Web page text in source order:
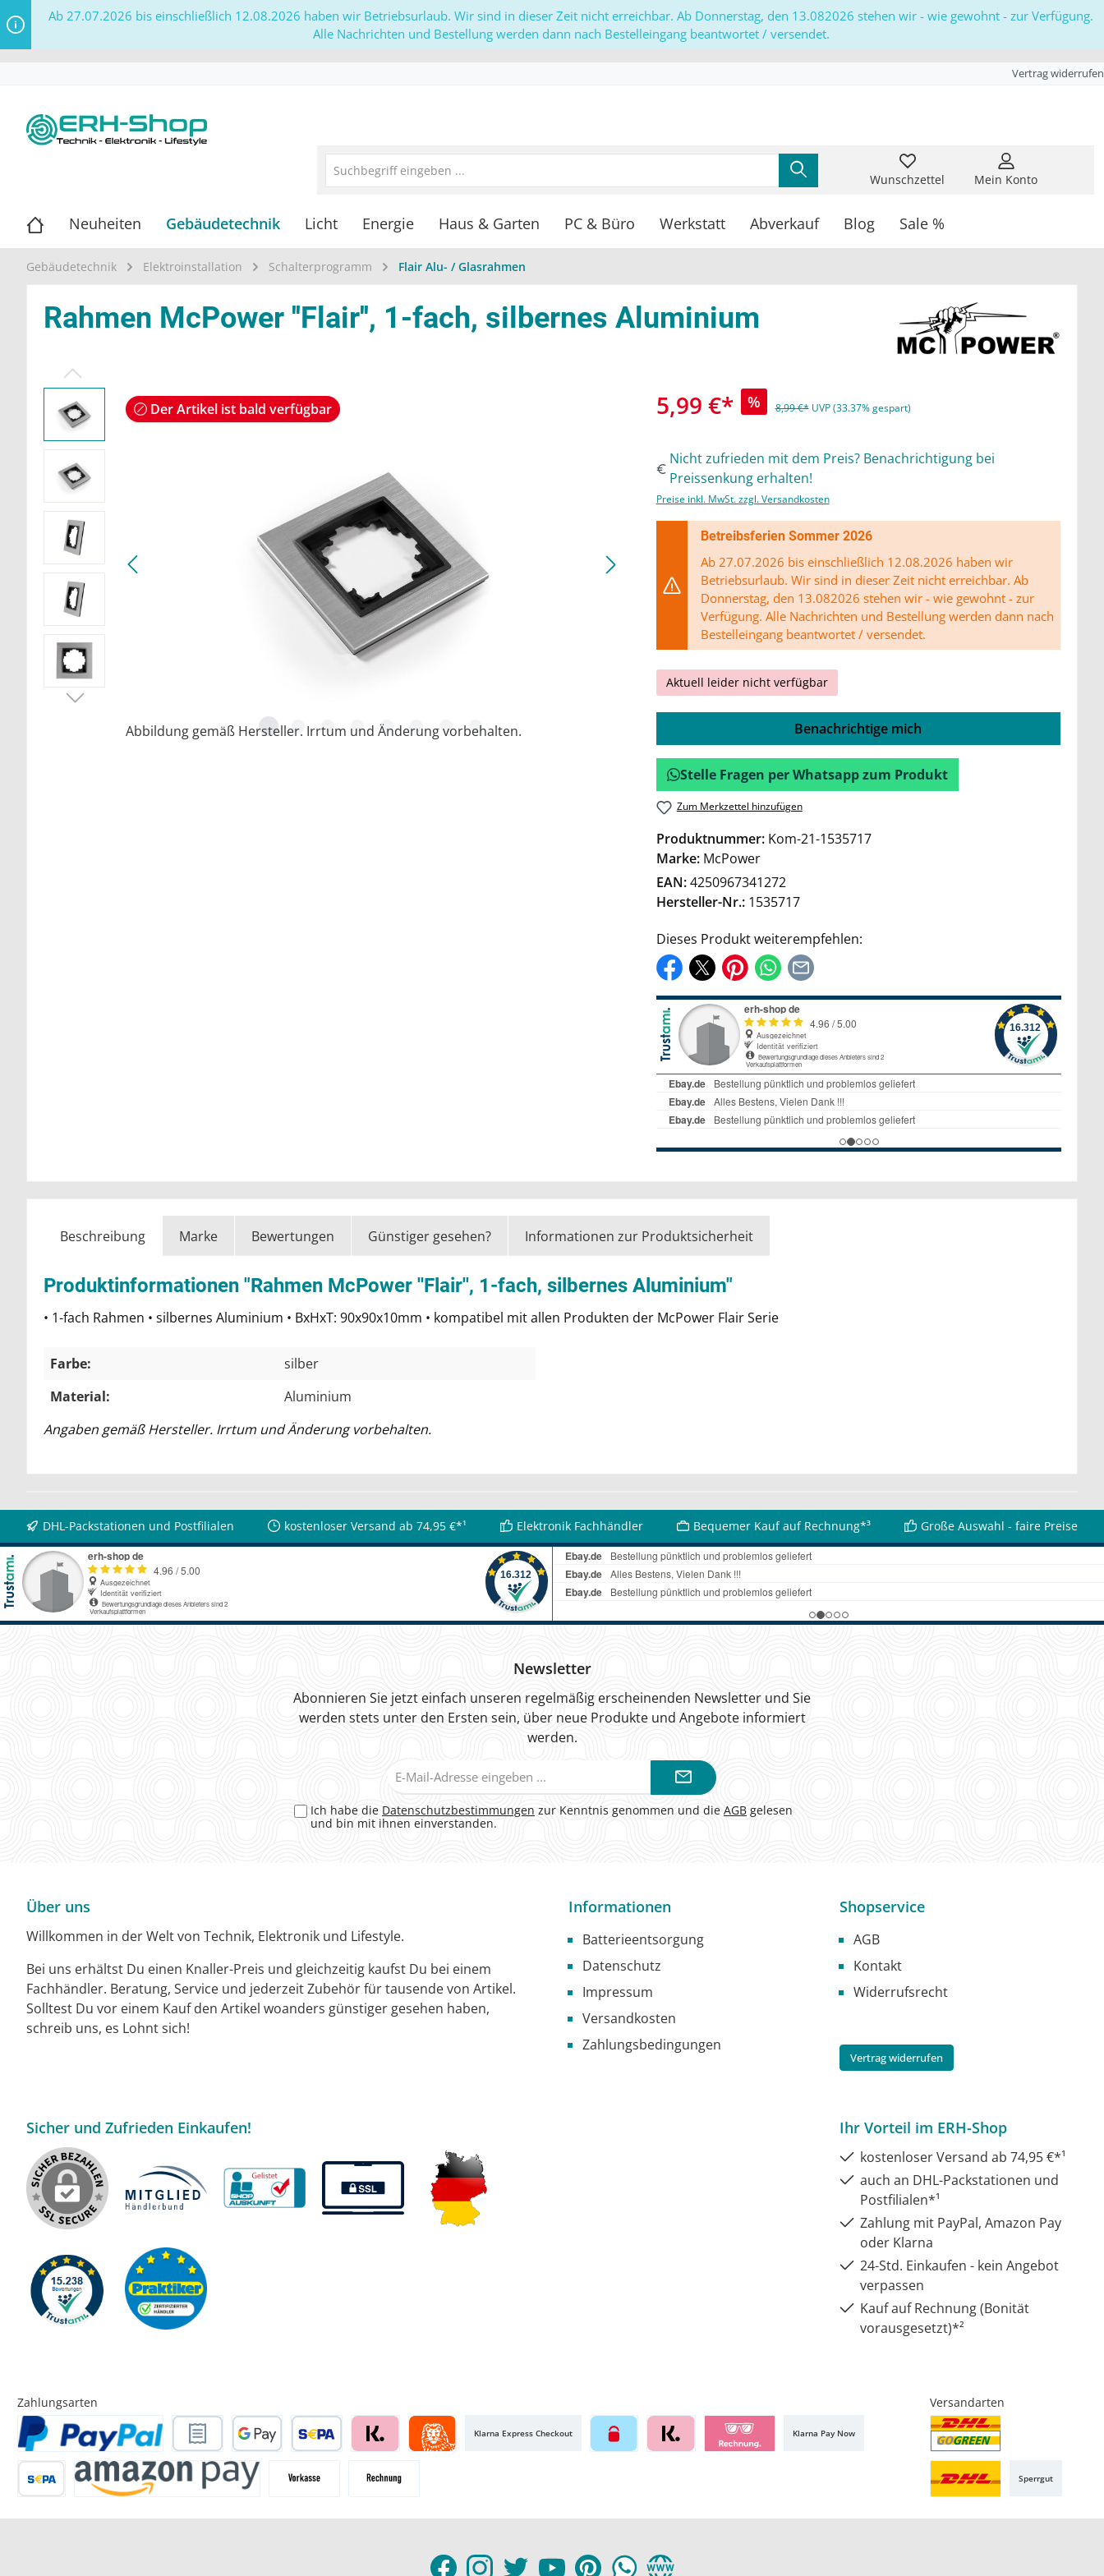
Ab 27.07.2026 bis einschließlich 12.08.2026 haben wir Betriebsurlaub. Wir sind in dieser Zeit nicht erreichbar. Ab Donnerstag, den 13.082026 stehen wir - wie gewohnt - zur Verfügung.
Alle Nachrichten und Bestellung werden dann nach Bestelleingang beantwortet / versendet.
Vertrag widerrufen
Wunschzettel Mein Konto
Neuheiten Gebäudetechnik Licht Energie Haus & Garten PC & Büro Werkstatt Abverkauf Blog Sale %
Gebäudetechnik Elektroinstallation Schalterprogramm Flair Alu- / Glasrahmen
Rahmen McPower ''Flair'', 1-fach, silbernes Aluminium
Der Artikel ist bald verfügbar
Abbildung gemäß Hersteller. Irrtum und Änderung vorbehalten.
5,99 €* % 8,99 €* UVP (33.37% gespart)
Nicht zufrieden mit dem Preis? Benachrichtigung bei
Preissenkung erhalten!
Preise inkl. MwSt. zzgl. Versandkosten
Betreibsferien Sommer 2026
Ab 27.07.2026 bis einschließlich 12.08.2026 haben wir
Betriebsurlaub. Wir sind in dieser Zeit nicht erreichbar. Ab
Donnerstag, den 13.082026 stehen wir - wie gewohnt - zur
Verfügung. Alle Nachrichten und Bestellung werden dann nach
Bestelleingang beantwortet / versendet.
Aktuell leider nicht verfügbar
Benachrichtige mich
Stelle Fragen per Whatsapp zum Produkt
Zum Merkzettel hinzufügen
Produktnummer: Kom-21-1535717
Marke: McPower
EAN:4250967341272
Hersteller-Nr.: 1535717
Dieses Produkt weiterempfehlen:
Beschreibung Marke Bewertungen Günstiger gesehen? Informationen zur Produktsicherheit
Produktinformationen "Rahmen McPower ''Flair'', 1-fach, silbernes Aluminium"
• 1-fach Rahmen • silbernes Aluminium • BxHxT: 90x90x10mm • kompatibel mit allen Produkten der McPower Flair Serie
Farbe:
silber
Material:
Aluminium
Angaben gemäß Hersteller. Irrtum und Änderung vorbehalten.
DHL-Packstationen und Postfilialen kostenloser Versand ab 74,95 €*¹ Elektronik Fachhändler Bequemer Kauf auf Rechnung*³ Große Auswahl - faire Preise
Newsletter
Abonnieren Sie jetzt einfach unseren regelmäßig erscheinenden Newsletter und Sie
werden stets unter den Ersten sein, über neue Produkte und Angebote informiert
werden.
Mail-
Ich habe die Datenschutzbestimmungen zur Kenntnis genommen und die AGB gelesen
und bin mit ihnen einverstanden.
Über uns
Willkommen in der Welt von Technik, Elektronik und Lifestyle.
Bei uns erhältst Du einen Knaller-Preis und gleichzeitig kaufst Du bei einem
Fachhändler. Beratung, Service und jederzeit Zubehör für tausende von Artikel.
Solltest Du vor einem Kauf den Artikel woanders günstiger gesehen haben,
schreib uns, es Lohnt sich!
Informationen
Batterieentsorgung
Datenschutz
Impressum
Versandkosten
Zahlungsbedingungen
Shopservice
AGB
Kontakt
Widerrufsrecht
Vertrag widerrufen
Sicher und Zufrieden Einkaufen! Ihr Vorteil im ERH-Shop
kostenloser Versand ab 74,95 €*¹
auch an DHL-Packstationen und
Postfilialen*¹
Zahlung mit PayPal, Amazon Pay
oder Klarna
24-Std. Einkaufen - kein Angebot
verpassen
Kauf auf Rechnung (Bonität
vorausgesetzt)*²
Zahlungsarten
Klarna Express Checkout Klarna Pay Now
Versandarten
Sperrgut